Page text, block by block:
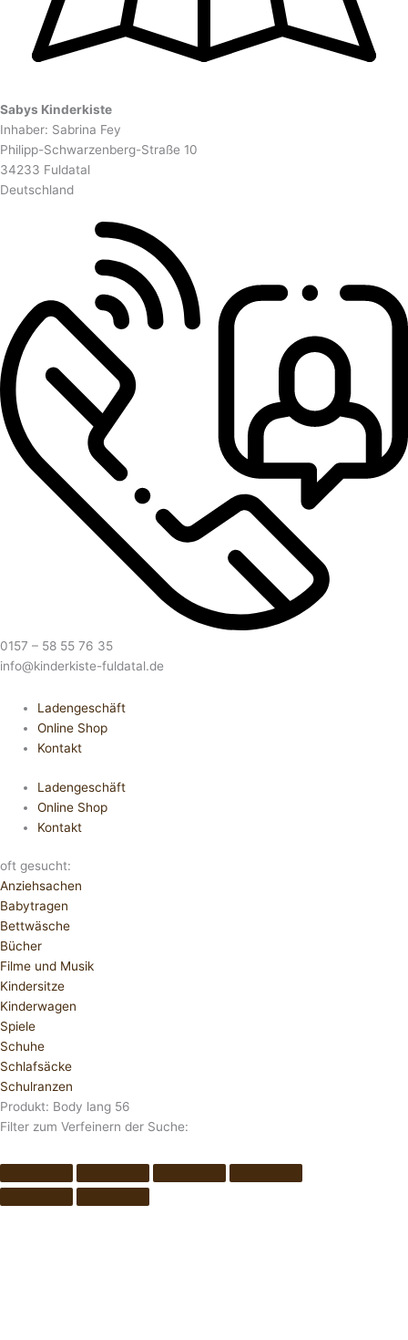
Sabys Kinderkiste
Inhaber: Sabrina Fey
Philipp-Schwarzenberg-Straße 10
34233 Fuldatal
Deutschland
0157 – 58 55 76 35
info@kinderkiste-fuldatal.de
Ladengeschäft
Online Shop
Kontakt
Ladengeschäft
Online Shop
Kontakt
oft gesucht:
Anziehsachen
Babytragen
Bettwäsche
Bücher
Filme und Musik
Kindersitze
Kinderwagen
Spiele
Schuhe
Schlafsäcke
Schulranzen
Produkt: Body lang 56
Filter zum Verfeinern der Suche: